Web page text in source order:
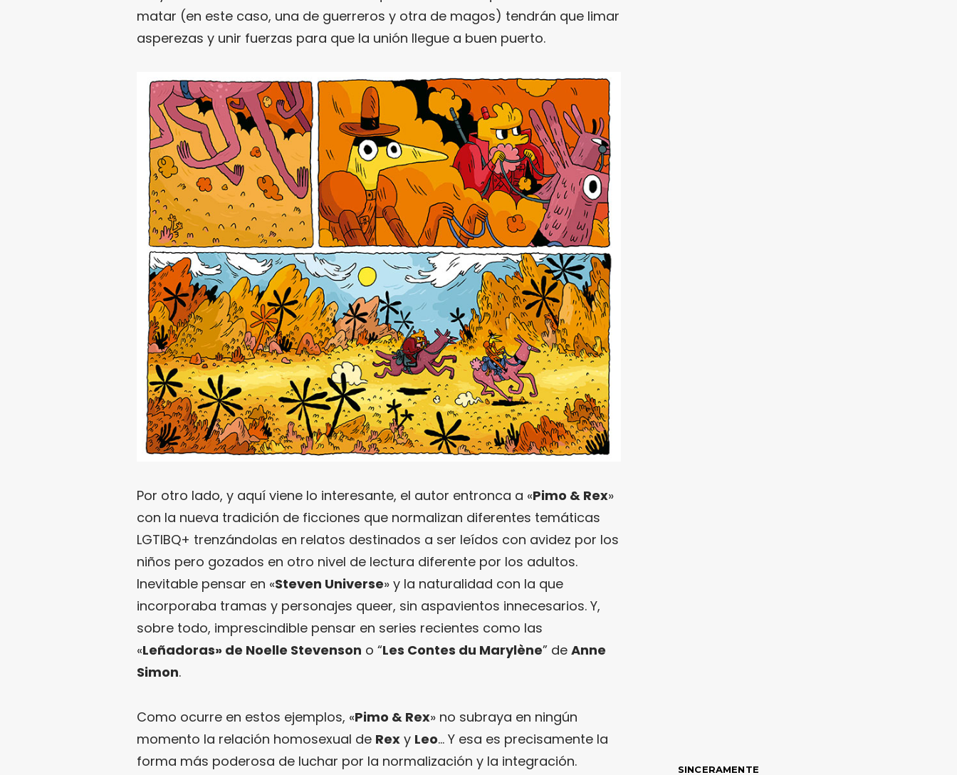
matar (en este caso, una de guerreros y otra de magos) tendrán que limar
asperezas y unir fuerzas para que la unión llegue a buen puerto.
Por otro lado, y aquí viene lo interesante, el autor entronca a «Pimo & Rex»
con la nueva tradición de ficciones que normalizan diferentes temáticas
LGTIBQ+ trenzándolas en relatos destinados a ser leídos con avidez por los
niños pero gozados en otro nivel de lectura diferente por los adultos.
Inevitable pensar en «Steven Universe» y la naturalidad con la que
incorporaba tramas y personajes queer, sin aspavientos innecesarios. Y,
sobre todo, imprescindible pensar en series recientes como las
«Leñadoras» de Noelle Stevenson o “Les Contes du Marylène” de Anne
Simon.
Como ocurre en estos ejemplos, «Pimo & Rex» no subraya en ningún
momento la relación homosexual de Rex y Leo… Y esa es precisamente la
forma más poderosa de luchar por la normalización y la integración.
SINCERAMENTE